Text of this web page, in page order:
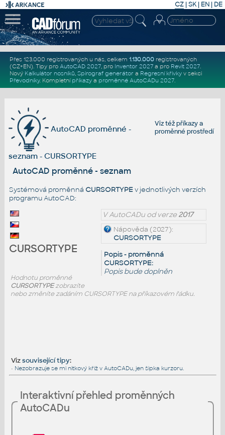
CZ | SK| EN | DE
Přes 123.000 registrovaných u nás, celkem 1.130.000registrovaných
(CZ+EN). Tipy pro AutoCAD 2027, pro Inventor 2027a pro Revit 2027.
Nový Kalkulátor nosníků, Spirograf generátor a Regresní křivkyv sekci
Převodníky. Kompletní příkazya proměnné AutoCADu 2027.
Viz téžpříkazya
proměnné prostředí
AutoCAD proměnné -
seznam - CURSORTYPE
AutoCAD proměnné - seznam
Systémová proměnná CURSORTYPEv jednotlivých verzích
programu AutoCAD:
V AutoCADu od verze2017
Nápověda (2027):
CURSORTYPE
Popis - proměnná
CURSORTYPE:
Popis bude doplněn
CURSORTYPE
Hodnotu proměnné
CURSORTYPEzobrazíte
nebo změníte zadáním CURSORTYPE na příkazovém řádku.
Vizsouvisející tipy:
• Nezobrazuje se mi nitkový kříž v AutoCADu, jen šipka kurzoru.
Interaktivní přehled proměnných
AutoCADu